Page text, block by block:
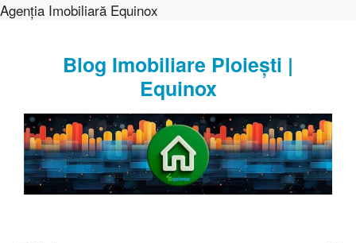
Agenția Imobiliară Equinox
Blog Imobiliare Ploiești |
Equinox